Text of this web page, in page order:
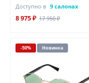
Доступно в 9 салонах
8 975 ₽ 17 950 ₽
-50% Новинка